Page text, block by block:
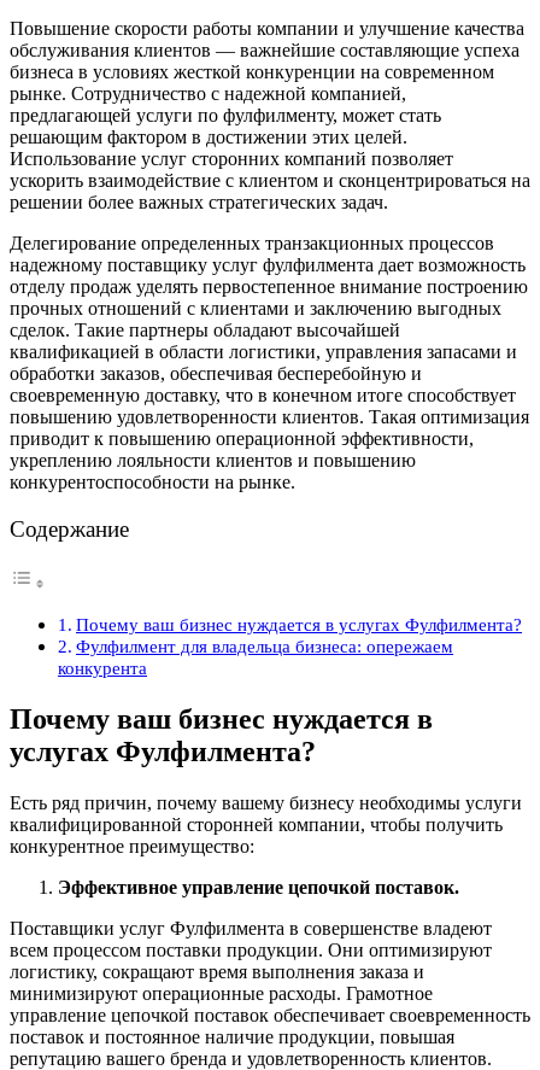
Повышение скорости работы компании и улучшение качества
обслуживания клиентов — важнейшие составляющие успеха
бизнеса в условиях жесткой конкуренции на современном
рынке. Сотрудничество с надежной компанией,
предлагающей услуги по фулфилменту, может стать
решающим фактором в достижении этих целей.
Использование услуг сторонних компаний позволяет
ускорить взаимодействие с клиентом и сконцентрироваться на
решении более важных стратегических задач.
Делегирование определенных транзакционных процессов
надежному поставщику услуг фулфилмента дает возможность
отделу продаж уделять первостепенное внимание построению
прочных отношений с клиентами и заключению выгодных
сделок. Такие партнеры обладают высочайшей
квалификацией в области логистики, управления запасами и
обработки заказов, обеспечивая бесперебойную и
своевременную доставку, что в конечном итоге способствует
повышению удовлетворенности клиентов. Такая оптимизация
приводит к повышению операционной эффективности,
укреплению лояльности клиентов и повышению
конкурентоспособности на рынке.
Содержание
Почему ваш бизнес нуждается в услугах Фулфилмента?
Фулфилмент для владельца бизнеса: опережаем
конкурента
Почему ваш бизнес нуждается в
услугах Фулфилмента?
Есть ряд причин, почему вашему бизнесу необходимы услуги
квалифицированной сторонней компании, чтобы получить
конкурентное преимущество:
Эффективное управление цепочкой поставок.
Поставщики услуг Фулфилмента в совершенстве владеют
всем процессом поставки продукции. Они оптимизируют
логистику, сокращают время выполнения заказа и
минимизируют операционные расходы. Грамотное
управление цепочкой поставок обеспечивает своевременность
поставок и постоянное наличие продукции, повышая
репутацию вашего бренда и удовлетворенность клиентов.